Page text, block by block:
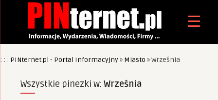
: : : PINternet.pl - Portal Informacyjny» Miasto »Września
Wszystkie pinezki w: Września